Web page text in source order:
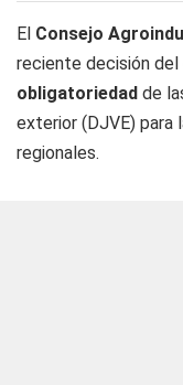
El Consejo
reciente decisión del
obligatoriedad de
exterior (DJVE) para
regionales.